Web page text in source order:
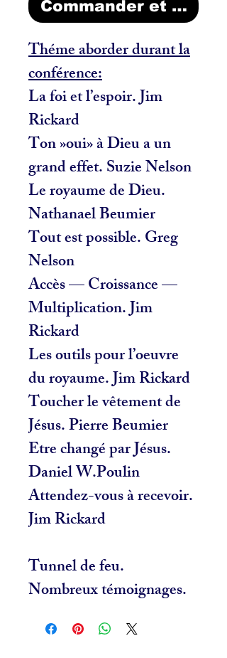
Commander et payer
Théme aborder durant la
conférence:
La foi et l’espoir. Jim
Rickard
Ton »oui» à Dieu a un
grand effet. Suzie Nelson
Le royaume de Dieu.
Nathanael Beumier
Tout est possible. Greg
Nelson
Accès — Croissance —
Multiplication. Jim
Rickard
Les outils pour l’oeuvre
du royaume. Jim Rickard
Toucher le vêtement de
Jésus. Pierre Beumier
Etre changé par Jésus.
Daniel W.Poulin
Attendez-vous à recevoir.
Jim Rickard
Tunnel de feu.
Nombreux témoignages.